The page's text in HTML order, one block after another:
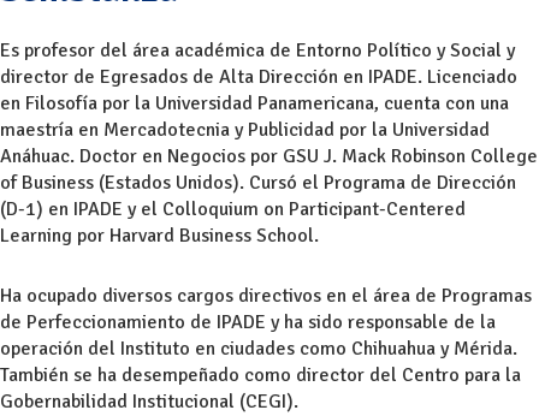
Es profesor del área académica de Entorno Político y Social y
director de Egresados de Alta Dirección en IPADE. Licenciado
en Filosofía por la Universidad Panamericana, cuenta con una
maestría en Mercadotecnia y Publicidad por la Universidad
Anáhuac. Doctor en Negocios por GSU J. Mack Robinson College
of Business (Estados Unidos). Cursó el Programa de Dirección
(D-1) en IPADE y el Colloquium on Participant-Centered
Learning por Harvard Business School.
Ha ocupado diversos cargos directivos en el área de Programas
de Perfeccionamiento de IPADE y ha sido responsable de la
operación del Instituto en ciudades como Chihuahua y Mérida.
También se ha desempeñado como director del Centro para la
Gobernabilidad Institucional (CEGI).